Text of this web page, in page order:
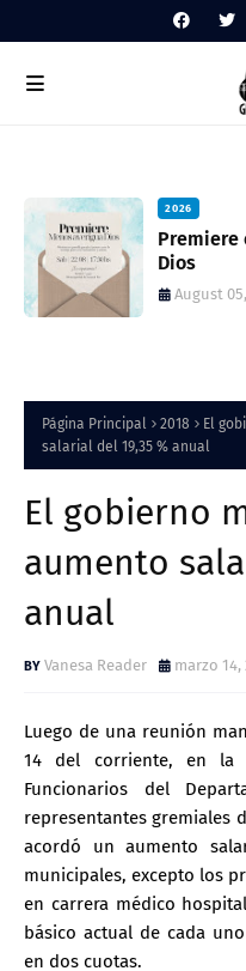
2026
Premiere
Dios
August
Página Principal 2018
El
salarial del 19,35 % anual
El gobierno
aumento
anual
Vanesa Reader marzo 14,
Luego de una reunión
14 del corriente, en la
Funcionarios del
representantes gremiales
acordó un aumento
municipales, excepto los
en carrera médico
básico actual de cada
en dos cuotas.